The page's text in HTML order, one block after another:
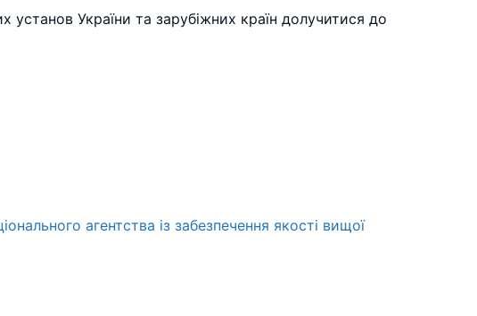
установ України та зарубіжних країн долучитися до
агентства із забезпечення якості вищої